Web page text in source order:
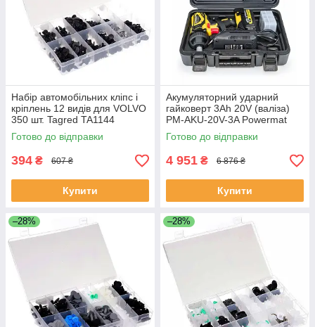
Набір автомобільних кліпс і
кріплень 12 видів для VOLVO
350 шт. Tagred TA1144
Готово до відправки
394 ₴ 607 ₴
Купити
Акумуляторний ударний
гайковерт 3Ah 20V (валіза)
PM-AKU-20V-3A Powermat
PM0679
Готово до відправки
4 951 ₴ 6 876 ₴
Купити
–28% –28%